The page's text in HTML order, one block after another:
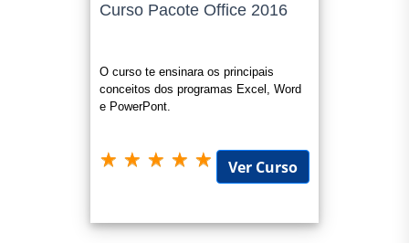
Curso Pacote Office 2016
O curso te ensinara os principais
conceitos dos programas Excel, Word
e PowerPont.
Ver Curso